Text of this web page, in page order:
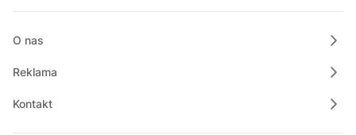
14:25
O nas
Reklama
Kontakt